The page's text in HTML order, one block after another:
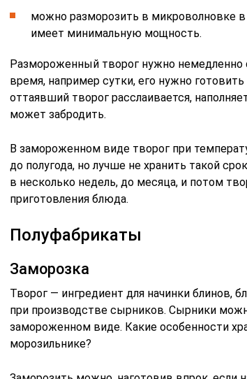
можно разморозить в микроволновке
имеет минимальную мощность.
Размороженный творог нужно немедленно
время, например сутки, его нужно
оттаявший творог расслаивается,
может забродить.
В замороженном виде творог при
до полугода, но лучше не хранить такой
в несколько недель, до месяца, и потом
приготовления блюда.
Полуфабрикаты
Заморозка
Творог — ингредиент для начинки блинов,
при производстве сырников. Сырники
замороженном виде. Какие особенности
морозильнике?